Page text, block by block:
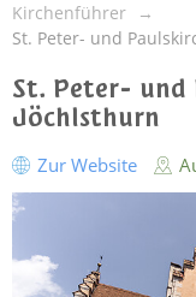
Kirchenführer
St. Peter- und
St. Peter- und
Jöchlsthurn
Zur Website